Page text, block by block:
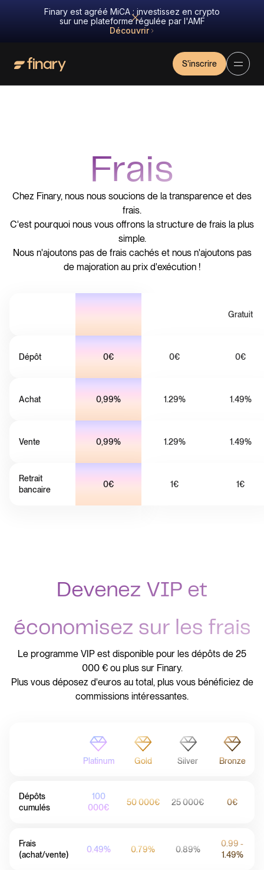
Finary est agréé MiCA : investissez en crypto
sur une plateforme régulée par l'AMF
Découvrir
S'inscrire
Frais
Chez Finary, nous nous soucions de la transparence et des
frais.
C'est pourquoi nous vous offrons la structure de frais la plus
simple.
Nous n'ajoutons pas de frais cachés et nous n'ajoutons pas
de majoration au prix d'exécution !
Dépôt 0€
Achat 0,99%
Vente 0,99%
Retrait
bancaire
0€
Gratuit
0€ 0€
1.29% 1.49%
1.29% 1.49%
1€ 1€
Devenez VIP et
économisez sur les frais
Le programme VIP est disponible pour les dépôts de 25
000 € ou plus sur Finary.
Plus vous déposez d'euros au total, plus vous bénéficiez de
commissions intéressantes.
Platinum Gold Silver Bronze
Dépôts
cumulés
100
000€
50 000€ 25 000€ 0€
Frais
(achat/vente)
0.49% 0.79% 0.89%
0.99 -
1.49%